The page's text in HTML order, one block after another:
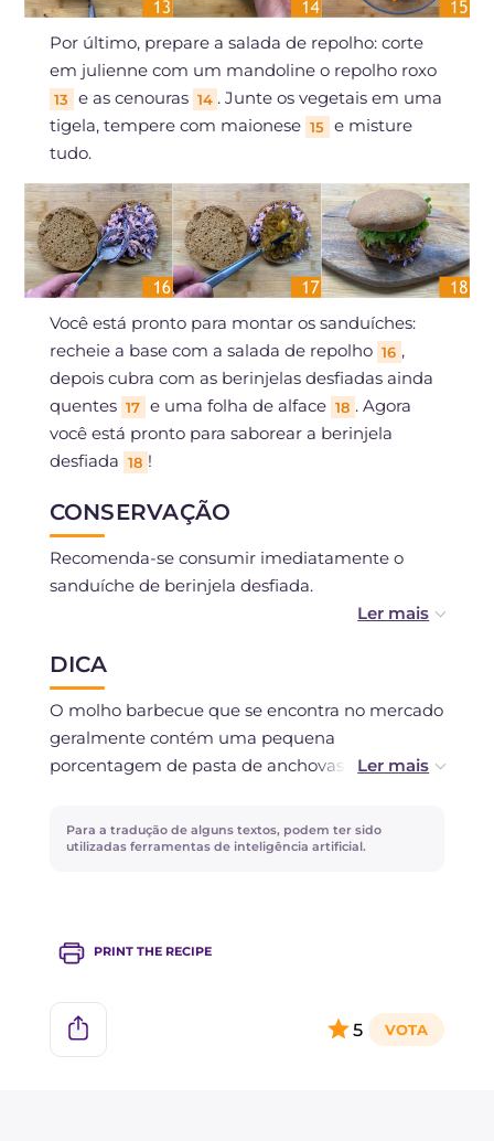
Por último, prepare a salada de repolho: corte
em julienne com um mandoline o repolho roxo
13 e as cenouras 14 . Junte os vegetais em uma
tigela, tempere com maionese 15 e misture
tudo.
Você está pronto para montar os sanduíches:
recheie a base com a salada de repolho 16 ,
depois cubra com as berinjelas desfiadas ainda
quentes 17 e uma folha de alface 18 . Agora
você está pronto para saborear a berinjela
desfiada 18 !
CONSERVAÇÃO
Recomenda-se consumir imediatamente o
sanduíche de berinjela desfiada.
na geladeira por 1-2 dias e aquecidas na
frigideira antes de servir.
DICA
O molho barbecue que se encontra no mercado
geralmente contém uma pequena
porcentagem de pasta de anchovas: você pode
supermercados mais bem equipados ou
prepará-la em casa!
Para a tradução de alguns textos, podem ter sido
utilizadas ferramentas de inteligência artificial.
PRINT THE RECIPE
5